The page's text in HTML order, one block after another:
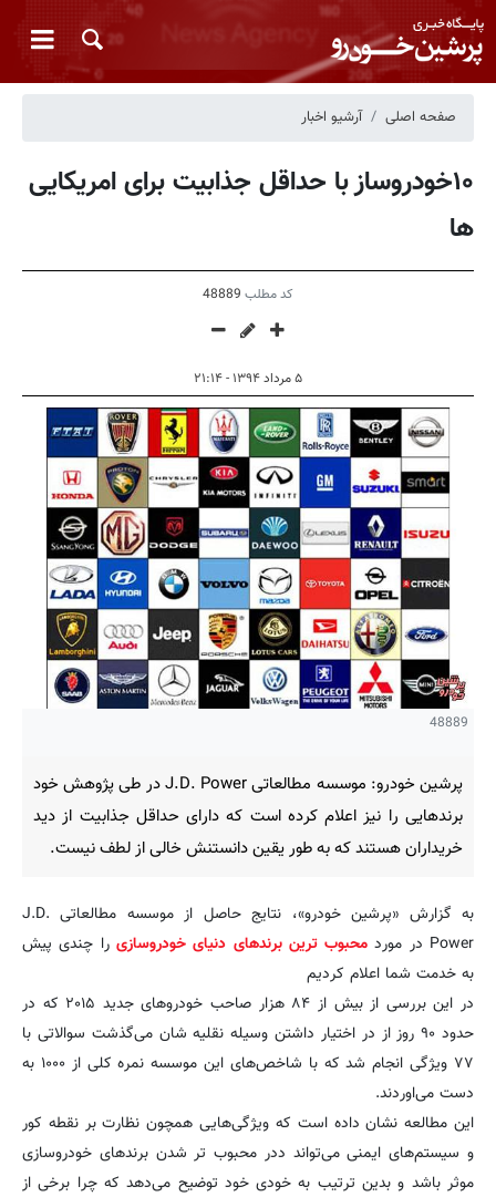
صفحه اصلی آرشیو اخبار
۱۰خودروساز با حداقل جذابیت برای امریکایی
ها
کد مطلب 48889
۵ مرداد ۱۳۹۴ - ۲۱:۱۴
48889
پرشین خودرو: موسسه مطالعاتی J.D. Power در طی پژوهش خود
برندهایی را نیز اعلام کرده است که دارای حداقل جذابیت از دید
خریداران هستند که به طور یقین دانستنش خالی از لطف نیست.
به گزارش «پرشین خودرو»، نتایج حاصل از موسسه مطالعاتی J.D.
Power در مورد
محبوب ترین برندهای دنیایخودروسازی را چندی پیش
به خدمت شما اعلام کردیم
در این بررسی از بیش از ۸۴ هزار صاحب خودروهای جدید ۲۰۱۵ که در
حدود ۹۰ روز از در اختیار داشتن وسیله نقلیه شان می‌گذشت سوالاتی با
۷۷ ویژگی انجام شد که با شاخص‌های این موسسه نمره کلی از ۱۰۰۰ به
دست می‌اوردند.
این مطالعه نشان داده است که ویژگی‌هایی همچون نظارت بر نقطه کور
و سیستم‌های ایمنی می‌تواند ددر محبوب تر شدن برندهای خودروسازی
موثر باشد و بدین ترتیب به خودی خود توضیح می‌دهد که چرا برخی از